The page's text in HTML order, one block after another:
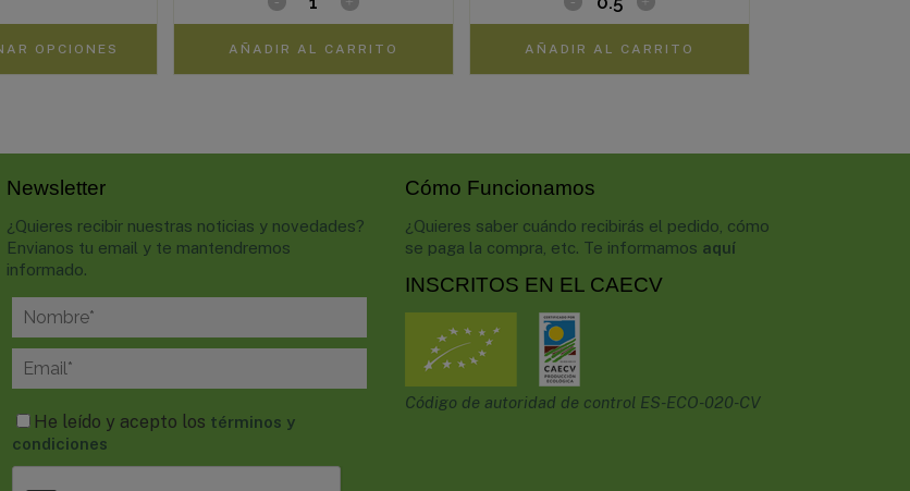
OPCIONES AÑADIR AL CARRITO AÑADIR AL CARRITO
Newsletter
¿Quieres recibir nuestras noticias y novedades?
Envianos tu email y te mantendremos
informado.
He leído y acepto los términos y
condiciones
Cómo Funcionamos
¿Quieres saber cuándo recibirás el pedido, cómo
se paga la compra, etc. Te informamos aquí
INSCRITOS EN EL CAECV
Código de autoridad de control ES-ECO-020-CV